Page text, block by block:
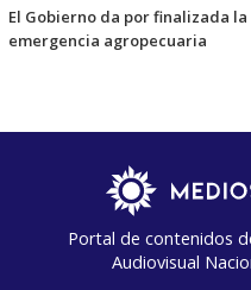
El Gobierno da por finalizada la
emergencia agropecuaria
Portal de contenidos
Audiovisual